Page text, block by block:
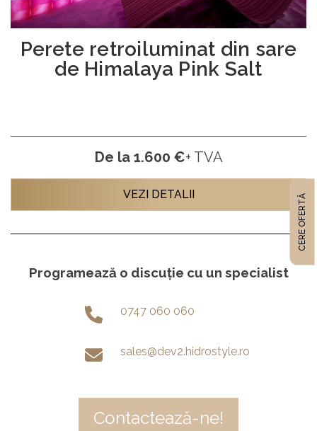
Perete retroiluminat din sare
de Himalaya Pink Salt
De la 1.600 €+ TVA
VEZI DETALII
Programează o discuție cu un specialist
0747 060 060
sales@dev2.hidrostyle.ro
Contactează-ne!
CERE OFERTĂ